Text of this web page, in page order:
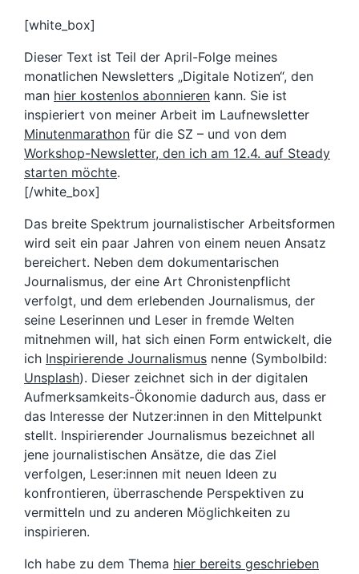
[white_box]
Dieser Text ist Teil der April-Folge meines
monatlichen Newsletters „Digitale Notizen“, den
man hier kostenlos abonnieren kann. Sie ist
inspieriert von meiner Arbeit im Laufnewsletter
Minutenmarathon für die SZ – und von dem
Workshop-Newsletter, den ich am 12.4. auf Steady
starten möchte.
[/white_box]
Das breite Spektrum journalistischer Arbeitsformen
wird seit ein paar Jahren von einem neuen Ansatz
bereichert. Neben dem dokumentarischen
Journalismus, der eine Art Chronistenpflicht
verfolgt, und dem erlebenden Journalismus, der
seine Leserinnen und Leser in fremde Welten
mitnehmen will, hat sich einen Form entwickelt, die
ich Inspirierende Journalismus nenne (Symbolbild:
Unsplash). Dieser zeichnet sich in der digitalen
Aufmerksamkeits-Ökonomie dadurch aus, dass er
das Interesse der Nutzer:innen in den Mittelpunkt
stellt. Inspirierender Journalismus bezeichnet all
jene journalistischen Ansätze, die das Ziel
verfolgen, Leser:innen mit neuen Ideen zu
konfrontieren, überraschende Perspektiven zu
vermitteln und zu anderen Möglichkeiten zu
inspirieren.
Ich habe zu dem Thema hier bereits geschrieben